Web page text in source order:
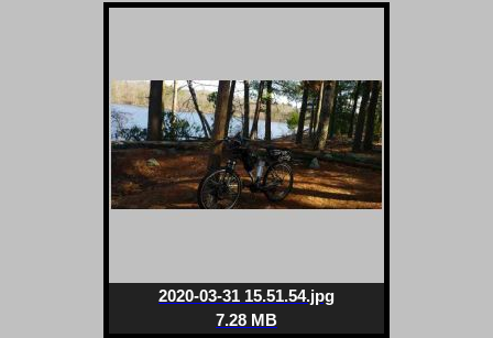
2020-03-31 15.51.54.jpg
7.28 MB